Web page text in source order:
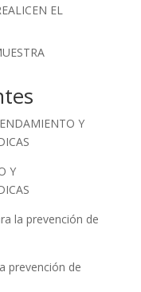
EL
Y
Y
la prevención de
prevención de